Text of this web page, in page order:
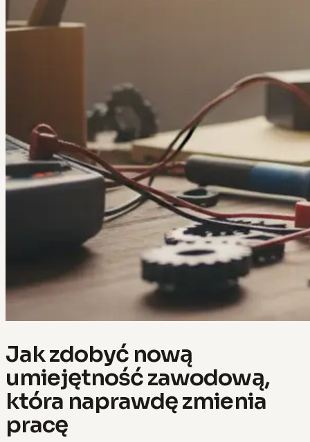
Jak zdobyć nową
umiejętność zawodową,
która naprawdę zmienia
pracę